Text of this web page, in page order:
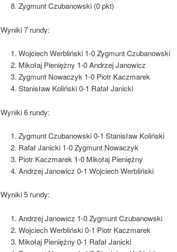
Zygmunt Czubanowski (0 pkt)
Wyniki 7 rundy:
Wojciech Werbliński 1-0 Zygmunt Czubanowski
Mikołaj Pieniężny 1-0 Andrzej Janowicz
Zygmunt Nowaczyk 1-0 Piotr Kaczmarek
Stanisław Koliński 0-1 Rafał Janicki
Wyniki 6 rundy:
Zygmunt Czubanowski 0-1 Stanisław Koliński
Rafał Janicki 1-0 Zygmunt Nowaczyk
Piotr Kaczmarek 1-0 Mikołaj Pieniężny
Andrzej Janowicz 0-1 Wojciech Werbliński
Wyniki 5 rundy:
Andrzej Janowicz 1-0 Zygmunt Czubanowski
Wojciech Werbliński 0-1 Piotr Kaczmarek
Mikołaj Pieniężny 0-1 Rafał Janicki